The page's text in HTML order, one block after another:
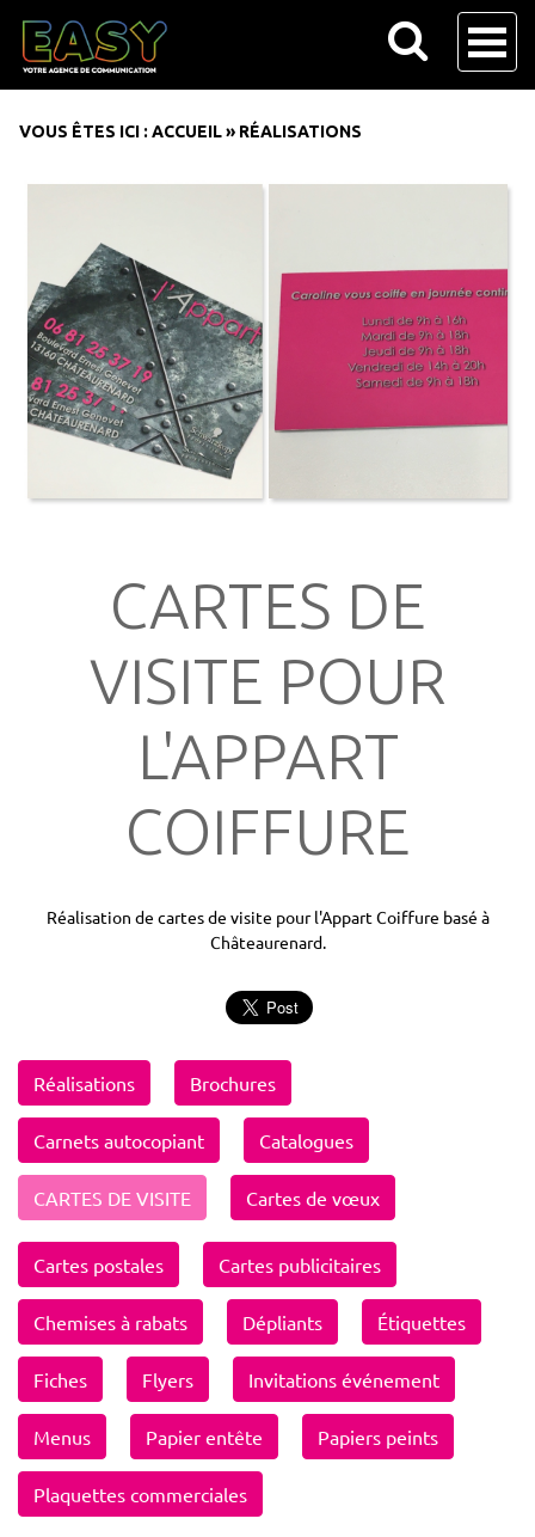
VOUS ÊTES ICI : ACCUEIL» RÉALISATIONS
CARTES DE
VISITE POUR
L'APPART
COIFFURE
Réalisation de cartes de visite pour l'Appart Coiffure basé à
Châteaurenard.
Réalisations Brochures
Carnets autocopiant Catalogues
CARTES DE VISITE Cartes de vœux
Cartes postales Cartes publicitaires
Chemises à rabats Dépliants Étiquettes
Fiches Flyers Invitations événement
Menus Papier entête Papiers peints
Plaquettes commerciales